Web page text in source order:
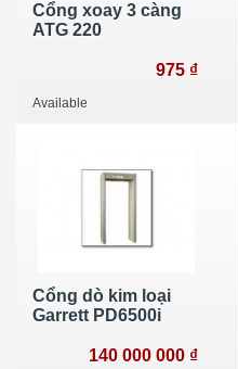
Cổng xoay 3 càng
ATG 220
975 ₫
Available
Cổng dò kim loại
Garrett PD6500i
140 000 000 ₫